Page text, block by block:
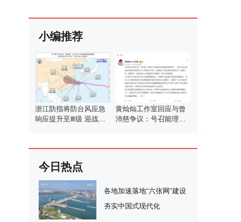
小编推荐
浙江防指将防台风应急
响应提升至Ⅲ级 迎战强
黄灿灿工作室回应与曾
沛慈争议：号召能理智
今日热点
各地加速落地“六张网”建设
夯实中国式现代化